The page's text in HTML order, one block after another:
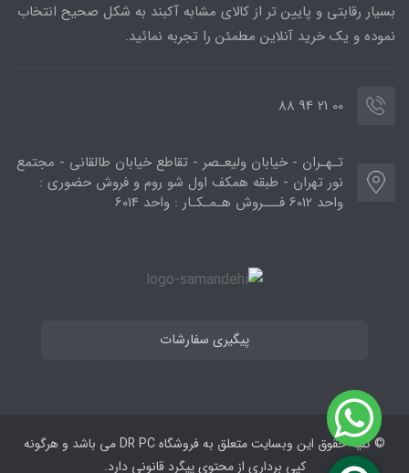
بسیار رقابتی و پایین تر از کالای مشابه آکبند به شکل صحیح انتخاب
نموده و یک خرید آنلاین مطمئن را تجربه نمائید.
00 21 94 88
تـهـران - خیابان ولیعـصر - تقاطع خیابان طالقانی - مجتمع
نور تهران - طبقه همکف اول شو روم و فروش حضوری :
واحد 6012 فـــروش هـمـکـار : واحد 6014
پیگیری سفارشات
© کلیه حقوق این وبسایت متعلق به فروشگاه DR PC می ‌باشد و هرگونه
کپی برداری از محتوی پیگرد قانونی دارد.